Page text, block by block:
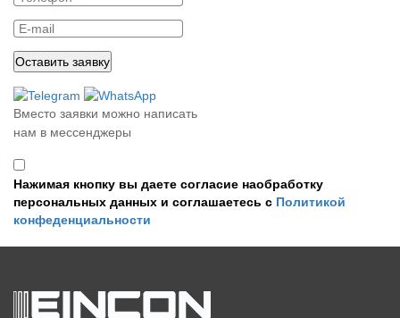
Вместо заявки можно написать
нам в мессенджеры
Нажимая кнопку вы даете согласие наобработку
персональных данных и соглашаетесь с Политикой
конфеденциальности